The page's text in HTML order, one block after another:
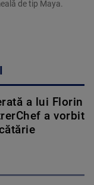
de tip Maya.
a lui Florin
a vorbit